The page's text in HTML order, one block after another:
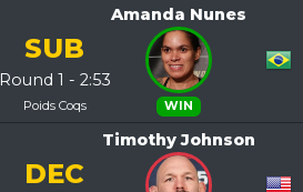
Amanda Nunes
WIN
SUB
Round 1 - 2:53
Poids Coqs
Timothy Johnson
DEC